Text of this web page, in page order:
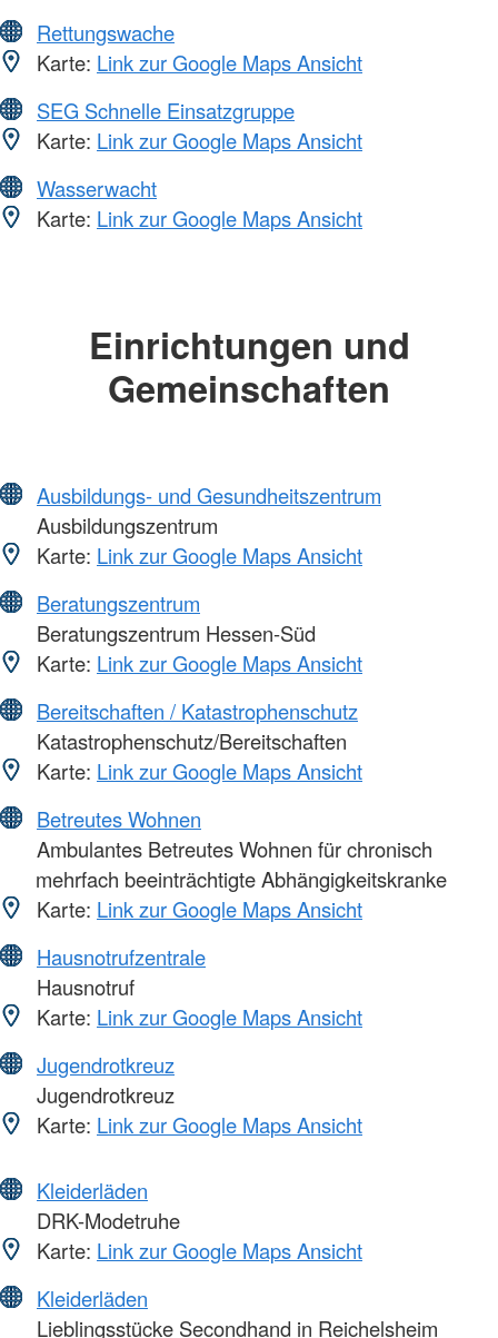
Rettungswache
Karte: Link zur Google Maps Ansicht
SEG Schnelle Einsatzgruppe
Karte: Link zur Google Maps Ansicht
Wasserwacht
Karte: Link zur Google Maps Ansicht
Einrichtungen und
Gemeinschaften
Ausbildungs- und Gesundheitszentrum
Ausbildungszentrum
Karte: Link zur Google Maps Ansicht
Beratungszentrum
Beratungszentrum Hessen-Süd
Karte: Link zur Google Maps Ansicht
Bereitschaften / Katastrophenschutz
Katastrophenschutz/Bereitschaften
Karte: Link zur Google Maps Ansicht
Betreutes Wohnen
Ambulantes Betreutes Wohnen für chronisch
mehrfach beeinträchtigte Abhängigkeitskranke
Karte: Link zur Google Maps Ansicht
Hausnotrufzentrale
Hausnotruf
Karte: Link zur Google Maps Ansicht
Jugendrotkreuz
Jugendrotkreuz
Karte: Link zur Google Maps Ansicht
Kleiderläden
DRK-Modetruhe
Karte: Link zur Google Maps Ansicht
Kleiderläden
Lieblingsstücke Secondhand in Reichelsheim